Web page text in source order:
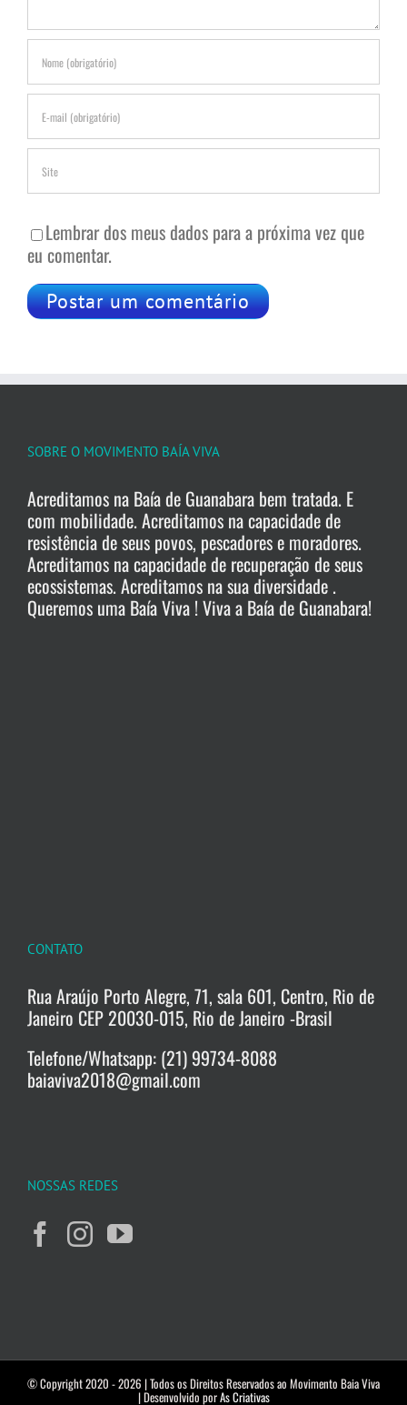
Lembrar dos meus dados para a próxima vez que
eu comentar.
SOBRE O MOVIMENTO BAÍA VIVA
Acreditamos na Baía de Guanabara bem tratada. E
com mobilidade. Acreditamos na capacidade de
resistência de seus povos, pescadores e moradores.
Acreditamos na capacidade de recuperação de seus
ecossistemas. Acreditamos na sua diversidade .
Queremos uma Baía Viva ! Viva a Baía de Guanabara!
CONTATO
Rua Araújo Porto Alegre, 71, sala 601, Centro, Rio de
Janeiro CEP 20030-015, Rio de Janeiro -Brasil
Telefone/Whatsapp: (21) 99734-8088
baiaviva2018@gmail.com
NOSSAS REDES
© Copyright 2020 -2026 | Todos os Direitos Reservados ao Movimento Baia Viva
| Desenvolvido porAs Criativas